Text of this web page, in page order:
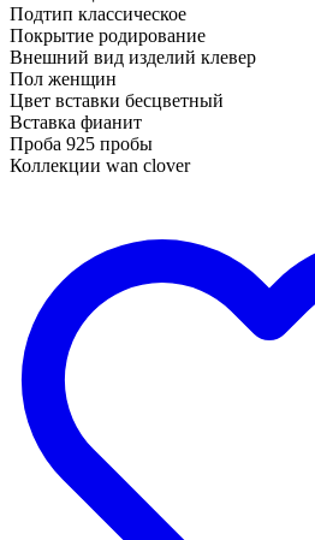
Подтип классическое
Покрытие родирование
Внешний вид изделий клевер
Пол женщин
Цвет вставки бесцветный
Вставка фианит
Проба 925 пробы
Коллекции wan clover